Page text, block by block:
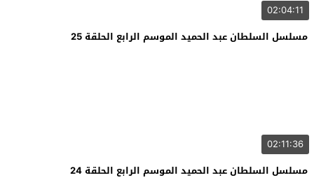
02:04:11
مسلسل السلطان عبد الحميد الموسم الرابع الحلقة 25
02:11:36
مسلسل السلطان عبد الحميد الموسم الرابع الحلقة 24